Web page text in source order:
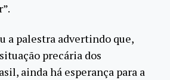
a palestra advertindo que,
precária dos
ainda há esperança para a